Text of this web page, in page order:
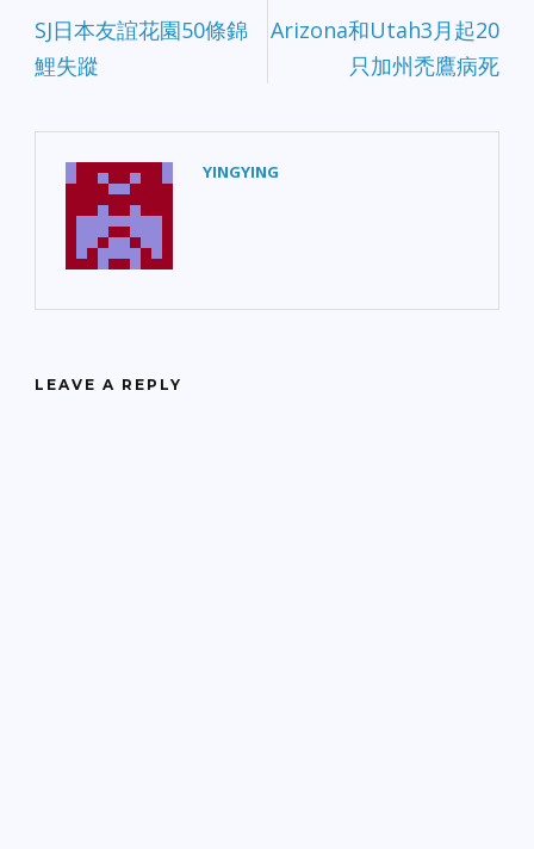
SJ日本友誼花園50條錦
鯉失蹤
Arizona和Utah3月起20
只加州禿鷹病死
YINGYING
LEAVE A REPLY